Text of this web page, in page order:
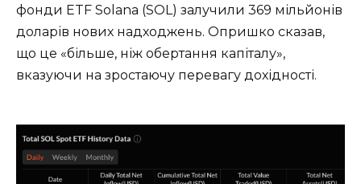
фонди ETF Solana (SOL) залучили 369 мільйонів
доларів нових надходжень. Опришко сказав,
що це «більше, ніж обертання капіталу»,
вказуючи на зростаючу перевагу дохідності.